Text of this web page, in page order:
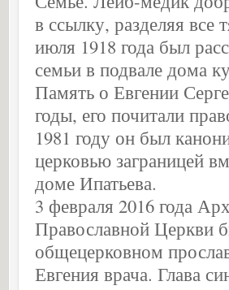
в ссылку, разделяя все
июля 1918 года был
семьи в подвале дома
Память о Евгении
годы, его почитали
1981 году он был
церковью заграницей
доме Ипатьева.
3 февраля 2016 года
Православной Церкви
общецерковном
Евгения врача. Глава